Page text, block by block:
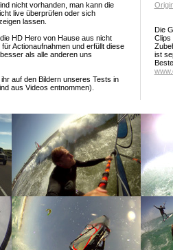
nicht vorhanden, man kann die
live überprüfen oder sich
lassen.
HD Hero von Hause aus nicht
Actionaufnahmen und erfüllt diese
als alle anderen uns
auf den Bildern unseres Tests in
aus Videos entnommen).
Die
Clips
ist